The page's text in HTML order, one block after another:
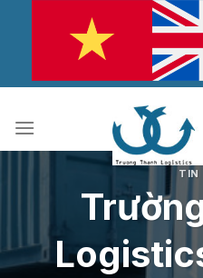
dung
TIN